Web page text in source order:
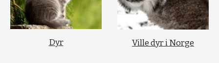
Dyr Ville dyr i Norge